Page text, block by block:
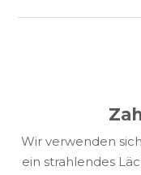
Wir verwenden
ein strahlendes